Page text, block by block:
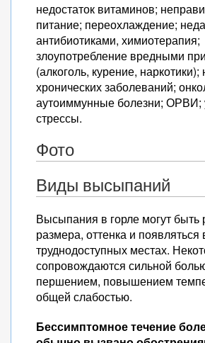
недостаток витаминов;
питание; переохлаждение;
антибиотиками, химиотерапия;
злоупотребление вредными
(алкоголь, курение,
хронических заболеваний;
аутоиммунные болезни; ОРВИ;
стрессы.
Фото
Виды высыпаний
Высыпания в горле могут быть
размера, оттенка и
труднодоступных местах.
сопровождаются сильной
першением, повышением
общей слабостью.
Бессимптомное течение